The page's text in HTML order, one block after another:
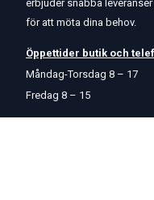
erbjuder snabba
för att möta dina behov.
Öppettider butik och
Måndag-Torsdag 8 – 17
Fredag 8 – 15